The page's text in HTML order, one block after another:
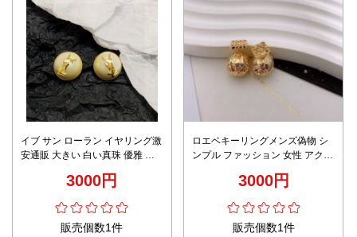
イブ サン ローラン イヤリング激
安通販 大きい 白い真珠 優雅 青
3000円
販売個数1件
ロエベキーリングメンズ偽物 シ
ンプル ファッション 女性 アクセ
3000円
販売個数1件